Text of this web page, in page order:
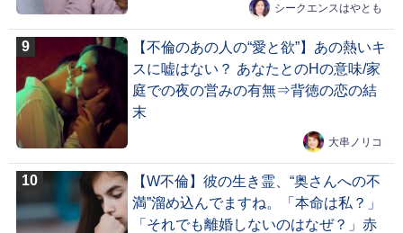
シークエンスはやとも
【不倫のあの人の“愛と欲”】あの熱いキ
スに嘘はない？ あなたとのHの意味/家
庭での夜の営みの有無⇒背徳の恋の結
末
大串ノリコ
【W不倫】彼の生き霊、“奥さんへの不
満”溜め込んでますね。「本命は私？」
「それでも離婚しないのはなぜ？」赤